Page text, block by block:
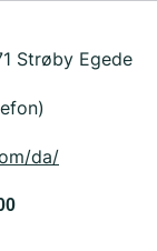
Strøby Egede
da/